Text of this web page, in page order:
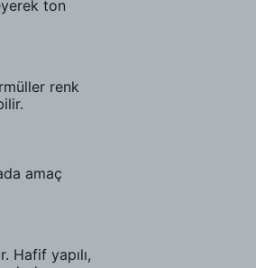
ton
renk
amaç
Hafif yapılı,